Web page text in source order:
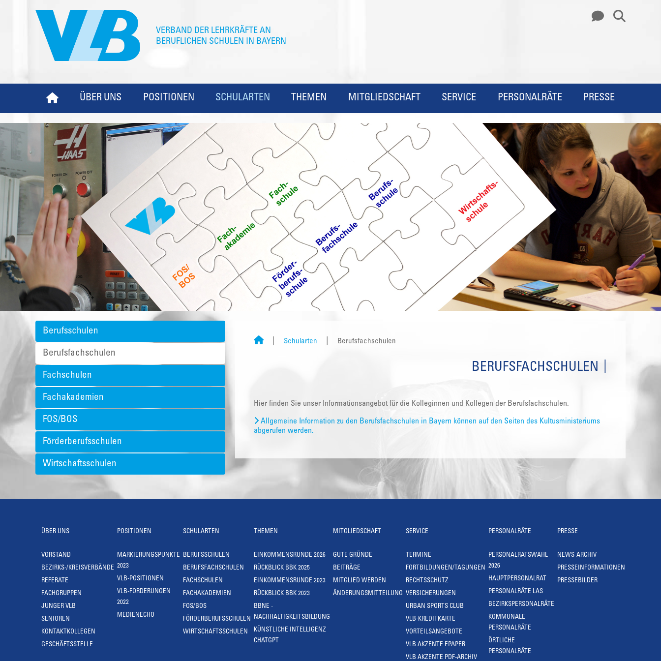
ÜBER UNS POSITIONEN SCHULARTEN THEMEN MITGLIEDSCHAFT SERVICE PERSONALRÄTE PRESSE
Berufsschulen
Berufsfachschulen
Fachschulen
Fachakademien
FOS/BOS
Förderberufsschulen
Wirtschaftsschulen
Schularten Berufsfachschulen
BERUFSFACHSCHULEN
Hier finden Sie unser Informationsangebot für die Kolleginnen und Kollegen der Berufsfachschulen.
Allgemeine Information zu den Berufsfachschulen in Bayern können auf den Seiten des Kultusministeriums
abgerufen werden.
ÜBER UNS
VORSTAND
BEZIRKS-/KREISVERBÄNDE
REFERATE
FACHGRUPPEN
JUNGER VLB
SENIOREN
KONTAKTKOLLEGEN
GESCHÄFTSSTELLE
POSITIONEN
MARKIERUNGSPUNKTE
2023
VLB-POSITIONEN
VLB-FORDERUNGEN
2022
MEDIENECHO
SCHULARTEN
BERUFSSCHULEN
BERUFSFACHSCHULEN
FACHSCHULEN
FACHAKADEMIEN
FOS/BOS
FÖRDERBERUFSSCHULEN
WIRTSCHAFTSSCHULEN
THEMEN
EINKOMMENSRUNDE 2026
RÜCKBLICK BBK 2025
EINKOMMENSRUNDE 2023
RÜCKBLICK BBK 2023
BBNE -
NACHHALTIGKEITSBILDUNG
KÜNSTLICHE INTELLIGENZ
CHATGPT
MITGLIEDSCHAFT
GUTE GRÜNDE
BEITRÄGE
MITGLIED WERDEN
ÄNDERUNGSMITTEILUNG
SERVICE
TERMINE
FORTBILDUNGEN/TAGUNGEN
RECHTSSCHUTZ
VERSICHERUNGEN
URBAN SPORTS CLUB
VLB-KREDITKARTE
VORTEILSANGEBOTE
VLB AKZENTE EPAPER
VLB AKZENTE PDF-ARCHIV
PERSONALRÄTE
PERSONALRATSWAHL
2026
HAUPTPERSONALRAT
PERSONALRÄTE LAS
BEZIRKSPERSONALRÄTE
KOMMUNALE
PERSONALRÄTE
ÖRTLICHE
PERSONALRÄTE
PRESSE
NEWS-ARCHIV
PRESSEINFORMATIONEN
PRESSEBILDER